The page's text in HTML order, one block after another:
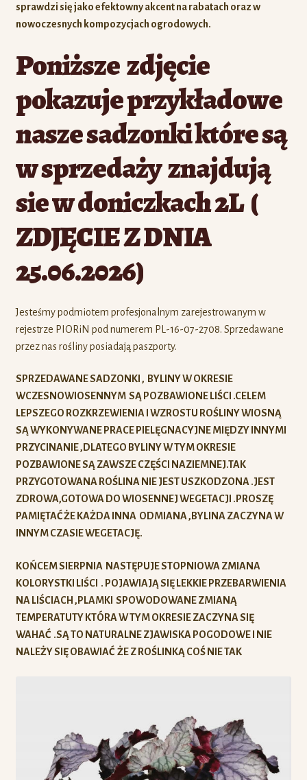
sprawdzi się jako efektowny akcent na rabatach oraz w
nowoczesnych kompozycjach ogrodowych.
Poniższe zdjęcie
pokazuje przykładowe
nasze sadzonki które są
w sprzedaży znajdują
sie w doniczkach 2L (
ZDJĘCIE Z DNIA
25.06.2026)
Jesteśmy podmiotem profesjonalnym zarejestrowanym w
rejestrze PIORiN pod numerem PL-16-07-2708. Sprzedawane
przez nas rośliny posiadają paszporty.
SPRZEDAWANE SADZONKI , BYLINY W OKRESIE
WCZESNOWIOSENNYM SĄ POZBAWIONE LIŚCI .CELEM
LEPSZEGO ROZKRZEWIENIA I WZROSTU ROŚLINY WIOSNĄ
SĄ WYKONYWANE PRACE PIELĘGNACYJNE MIĘDZY INNYMI
PRZYCINANIE ,DLATEGO BYLINY W TYM OKRESIE
POZBAWIONE SĄ ZAWSZE CZĘŚCI NAZIEMNEJ.TAK
PRZYGOTOWANA ROŚLINA NIE JEST USZKODZONA .JEST
ZDROWA,GOTOWA DO WIOSENNEJ WEGETACJI .PROSZĘ
PAMIĘTAĆ ŻE KAŻDA INNA ODMIANA ,BYLINA ZACZYNA W
INNYM CZASIE WEGETACJĘ.
KOŃCEM SIERPNIA NASTĘPUJE STOPNIOWA ZMIANA
KOLORYSTKI LIŚCI . POJAWIAJĄ SIĘ LEKKIE PRZEBARWIENIA
NA LIŚCIACH ,PLAMKI SPOWODOWANE ZMIANĄ
TEMPERATUTY KTÓRA W TYM OKRESIE ZACZYNA SIĘ
WAHAĆ .SĄ TO NATURALNE ZJAWISKA POGODOWE I NIE
NALEŻY SIĘ OBAWIAĆ ŻE Z ROŚLINKĄ COŚ NIE TAK